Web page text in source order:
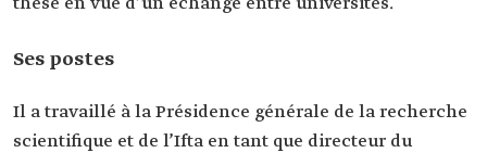
Ses postes
Il a travaillé à la Présidence générale de la recherche
scientifique et de l’Ifta en tant que directeur du